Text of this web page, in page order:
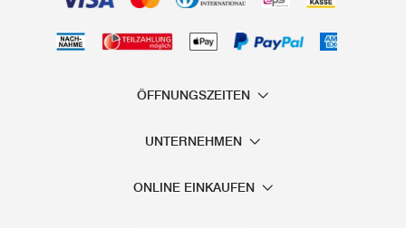
ÖFFNUNGSZEITEN
UNTERNEHMEN
ONLINE EINKAUFEN